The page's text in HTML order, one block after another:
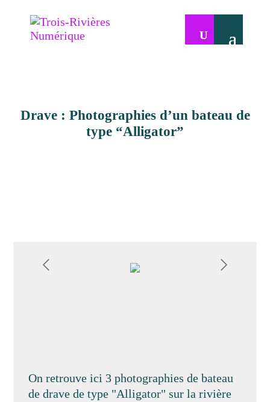
Drave : Photographies d’un bateau de
type “Alligator”
On retrouve ici 3 photographies de bateau
de drave de type "Alligator" sur la rivière